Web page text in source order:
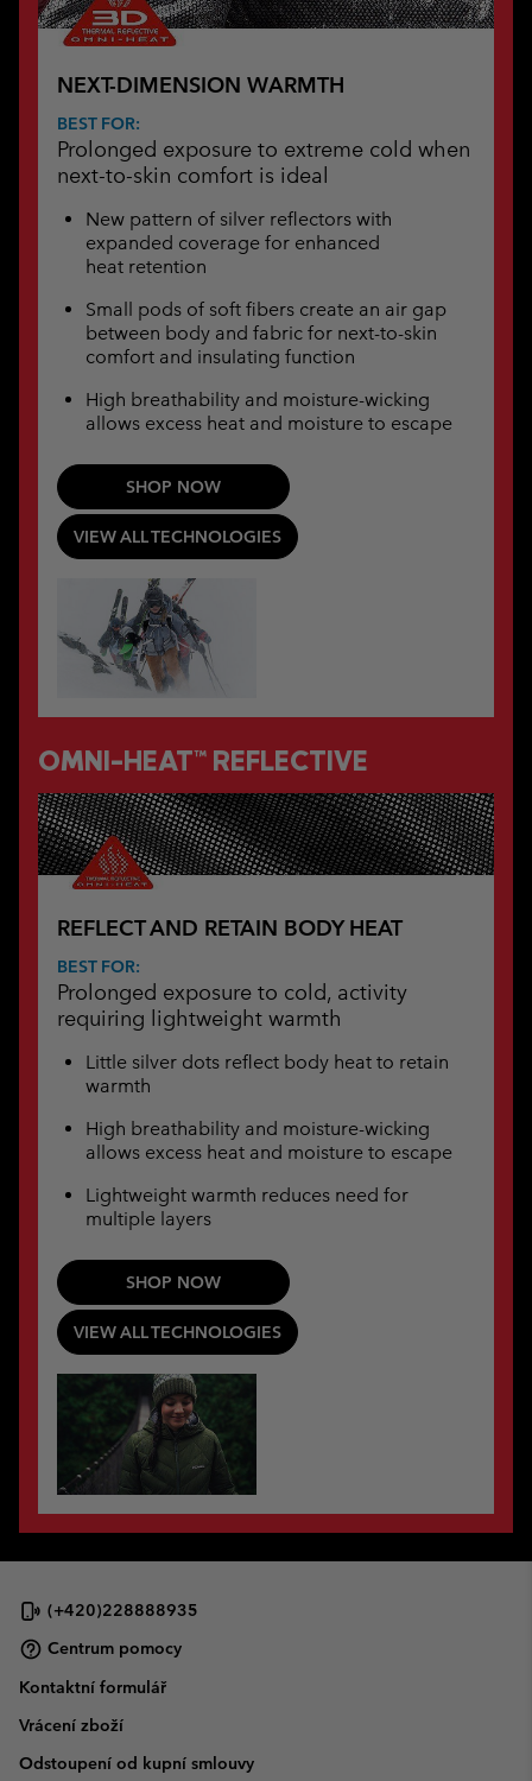
NEXT-DIMENSION WARMTH
BEST FOR:
Prolonged exposure to extreme cold when
next-to-skin comfort is ideal
New pattern of silver reflectors with
expanded coverage for enhanced
heat retention
Small pods of soft fibers create an air gap
between body and fabric for next-to-skin
comfort and insulating function
High breathability and moisture-wicking
allows excess heat and moisture to escape
SHOP NOW
VIEW ALL TECHNOLOGIES
OMNI-HEAT™ REFLECTIVE
REFLECT AND RETAIN BODY HEAT
BEST FOR:
Prolonged exposure to cold, activity
requiring lightweight warmth
Little silver dots reflect body heat to retain
warmth
High breathability and moisture-wicking
allows excess heat and moisture to escape
Lightweight warmth reduces need for
multiple layers
SHOP NOW
VIEW ALL TECHNOLOGIES
(+420)228888935
Centrum pomocy
Kontaktní formulář
Vrácení zboží
Odstoupení od kupní smlouvy